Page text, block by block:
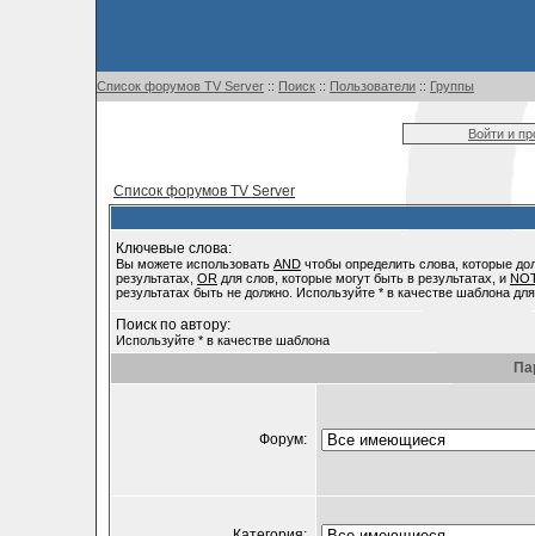
Список форумов TV Server :: Поиск :: Пользователи :: Группы
Войти и
Список форумов TV Server
Ключевые слова:
Вы можете использовать AND чтобы определить слова, которые
результатах, OR для слов, которые могут быть в результатах, и
результатах быть не должно. Используйте * в качестве шаблона
Поиск по автору:
Используйте * в качестве шаблона
Форум: